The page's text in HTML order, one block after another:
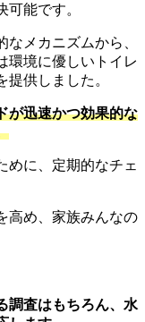
能です。
メカニズムから、
環境に優しいトイレ
供しました。
が迅速かつ効果的な
めに、定期的なチェ
高め、家族みんなの
調査はもちろん、水